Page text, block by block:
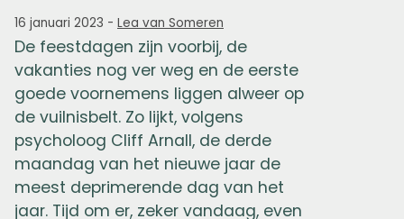
16 januari 2023 - Lea van Someren
De feestdagen zijn voorbij, de
vakanties nog ver weg en de eerste
goede voornemens liggen alweer op
de vuilnisbelt. Zo lijkt, volgens
psycholoog Cliff Arnall, de derde
maandag van het nieuwe jaar de
meest deprimerende dag van het
jaar. Tijd om er, zeker vandaag, even